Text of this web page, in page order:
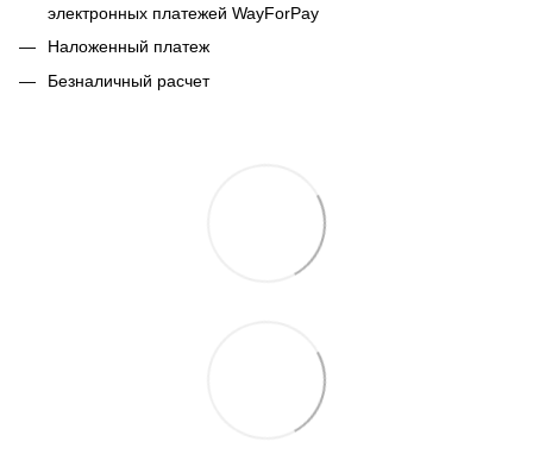
электронных платежей WayForPay
Наложенный платеж
Безналичный расчет